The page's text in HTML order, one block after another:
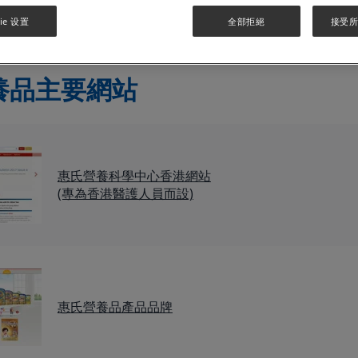
的重要性。如閣下有任何關於WNSC HK諮詢，請以電郵聯絡
，並請註明閣下的姓名及聯絡電話我們會盡快
品主要網站
惠氏營養科學中心香港網站
(專為香港醫護人員而設)
惠氏營養品產品品牌
全部拒絕 接受
设置